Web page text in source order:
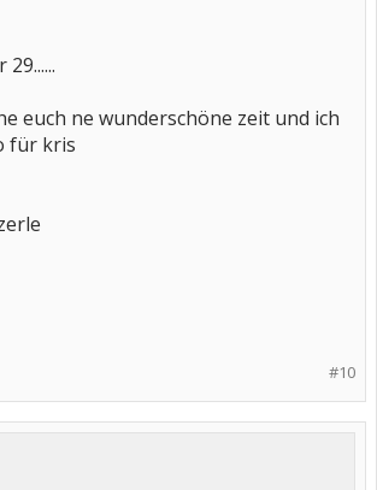
euch ne wunderschöne zeit und ich
für kris
#10